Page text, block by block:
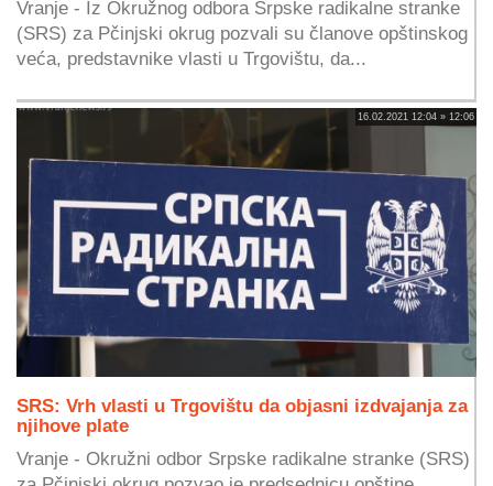
Vranje - Iz Okružnog odbora Srpske radikalne stranke
(SRS) za Pčinjski okrug pozvali su članove opštinskog
veća, predstavnike vlasti u Trgovištu, da...
16.02.2021 12:04 » 12:06
SRS: Vrh vlasti u Trgovištu da objasni izdvajanja za
njihove plate
Vranje - Okružni odbor Srpske radikalne stranke (SRS)